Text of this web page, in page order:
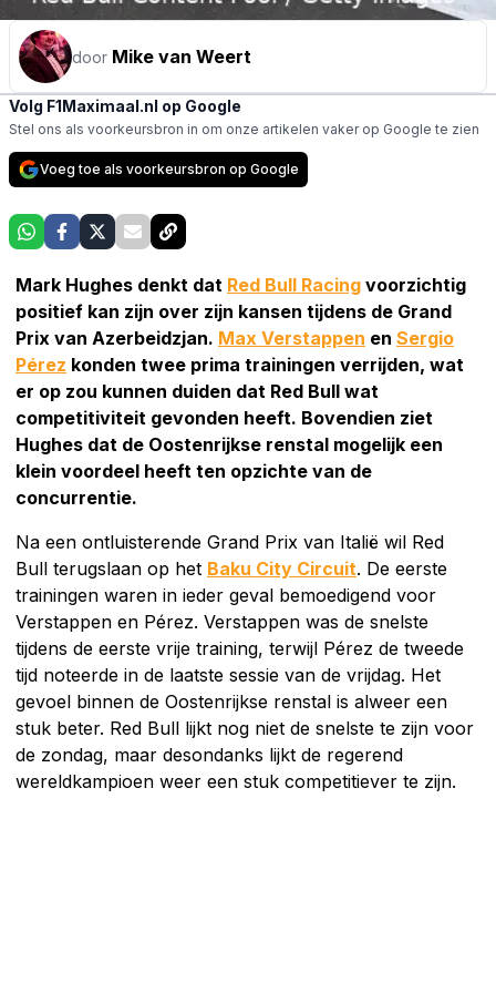
door Mike van Weert
Volg F1Maximaal.nl op Google
Stel ons als voorkeursbron in om onze artikelen vaker op Google te zien
Voeg toe als voorkeursbron op Google
Mark Hughes denkt dat Red Bull Racing voorzichtig
positief kan zijn over zijn kansen tijdens de Grand
Prix van Azerbeidzjan. Max Verstappen en Sergio
Pérez konden twee prima trainingen verrijden, wat
er op zou kunnen duiden dat Red Bull wat
competitiviteit gevonden heeft. Bovendien ziet
Hughes dat de Oostenrijkse renstal mogelijk een
klein voordeel heeft ten opzichte van de
concurrentie.
Na een ontluisterende Grand Prix van Italië wil Red
Bull terugslaan op het Baku City Circuit. De eerste
trainingen waren in ieder geval bemoedigend voor
Verstappen en Pérez. Verstappen was de snelste
tijdens de eerste vrije training, terwijl Pérez de tweede
tijd noteerde in de laatste sessie van de vrijdag. Het
gevoel binnen de Oostenrijkse renstal is alweer een
stuk beter. Red Bull lijkt nog niet de snelste te zijn voor
de zondag, maar desondanks lijkt de regerend
wereldkampioen weer een stuk competitiever te zijn.